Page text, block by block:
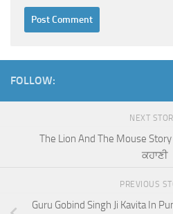
FOLLOW:
NEXT
The Lion And The Mouse
ਕਹਾਣੀ
PREVIOUS
Guru Gobind Singh Ji Kavita In